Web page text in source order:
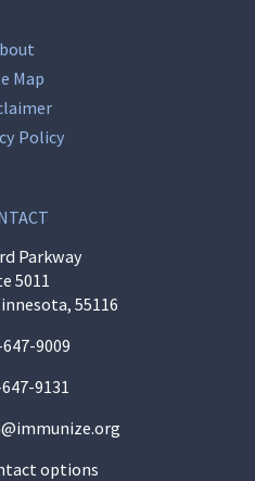
Map
Policy
Parkway
5011
55116
9009
9131
options